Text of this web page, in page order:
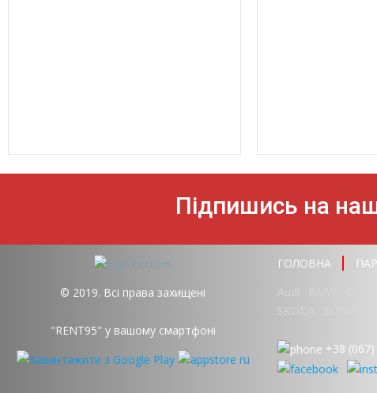
Підпишись на
© 2019. Всі права захищені
"RENT95" у вашому смартфоні
ГОЛОВНА
+38